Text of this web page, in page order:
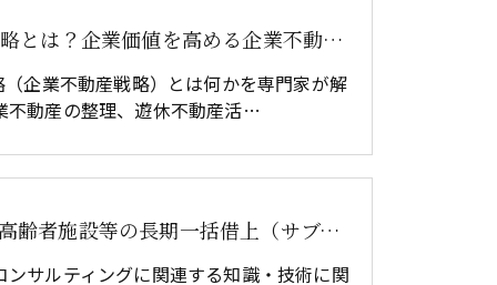
CRE戦略とは？企業価値を高める企業不動産戦略の基本と実務
（企業不動産戦略）とは何かを専門家が解
不動産の整理、遊休不動産活…
今後の高齢者施設等の長期一括借上（サブリース）契約のリスクヘッジ方法
ンサルティングに関連する知識・技術に関